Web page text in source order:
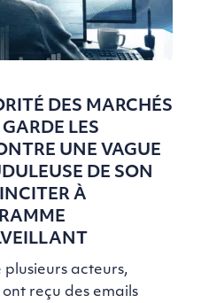
DES MARCHÉS
LES
UNE VAGUE
DE SON
À
plusieurs acteurs,
ont reçu des emails